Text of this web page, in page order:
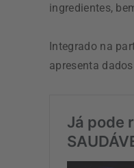
ingredientes,
Integrado na
apresenta